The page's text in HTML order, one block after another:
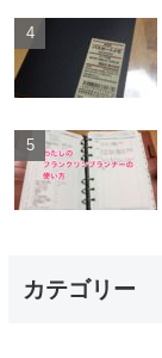
カテゴリー